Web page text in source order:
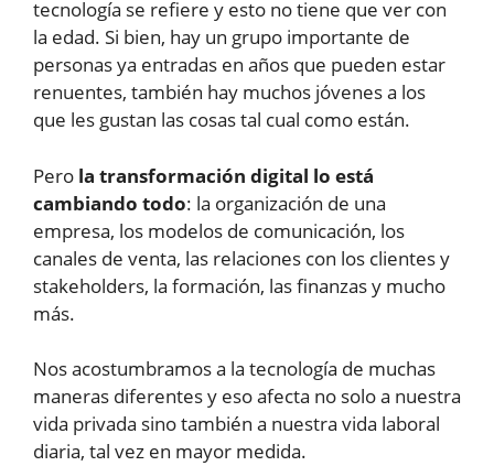
tecnología se refiere y esto no tiene que ver con
la edad. Si bien, hay un grupo importante de
personas ya entradas en años que pueden estar
renuentes, también hay muchos jóvenes a los
que les gustan las cosas tal cual como están.
Pero la transformación digital lo está
cambiando todo: la organización de una
empresa, los modelos de comunicación, los
canales de venta, las relaciones con los clientes y
stakeholders, la formación, las finanzas y mucho
más.
Nos acostumbramos a la tecnología de muchas
maneras diferentes y eso afecta no solo a nuestra
vida privada sino también a nuestra vida laboral
diaria, tal vez en mayor medida.